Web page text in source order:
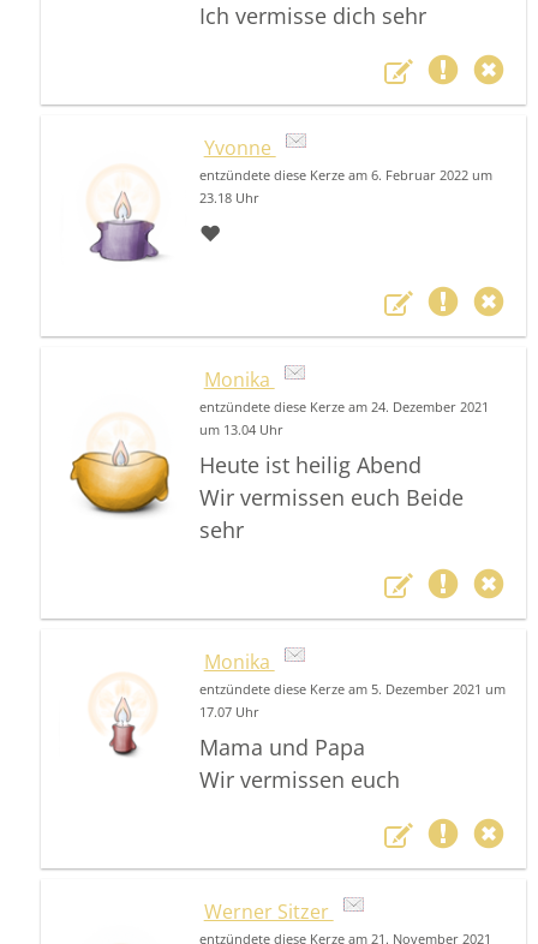
Ich vermisse dich sehr
Yvonne
entzündete diese Kerze am 6. Februar 2022 um
23.18 Uhr
❤️
Monika
entzündete diese Kerze am 24. Dezember 2021
um 13.04 Uhr
Heute ist heilig Abend
Wir vermissen euch Beide
sehr
Monika
entzündete diese Kerze am 5. Dezember 2021 um
17.07 Uhr
Mama und Papa
Wir vermissen euch
Werner Sitzer
entzündete diese Kerze am 21. November 2021